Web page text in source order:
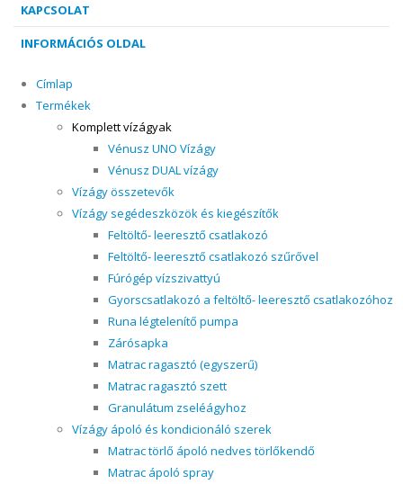
KAPCSOLAT
INFORMÁCIÓS OLDAL
Címlap
Termékek
Komplett vízágyak
Vénusz UNO Vízágy
Vénusz DUAL vízágy
Vízágy összetevők
Vízágy segédeszközök és kiegészítők
Feltöltő- leeresztő csatlakozó
Feltöltő- leeresztő csatlakozó szűrővel
Fúrógép vízszivattyú
Gyorscsatlakozó a feltöltő- leeresztő csatlakozóhoz
Runa légtelenítő pumpa
Zárósapka
Matrac ragasztó (egyszerű)
Matrac ragasztó szett
Granulátum zseléágyhoz
Vízágy ápoló és kondicionáló szerek
Matrac törlő ápoló nedves törlőkendő
Matrac ápoló spray